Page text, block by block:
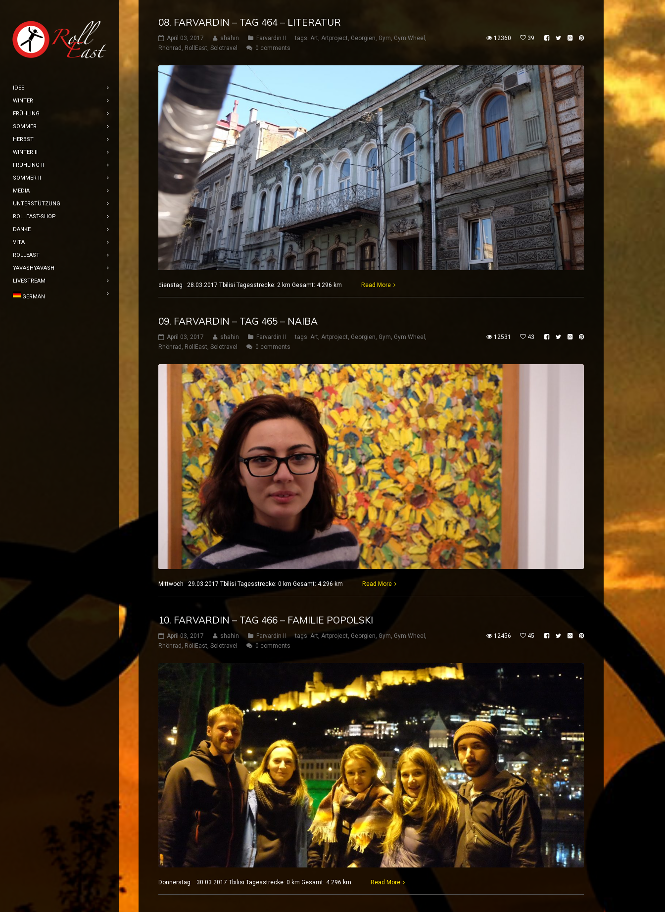
IDEE
WINTER
FRÜHLING
SOMMER
HERBST
WINTER II
FRÜHLING II
SOMMER II
MEDIA
UNTERSTÜTZUNG
ROLLEAST-SHOP
DANKE
VITA
ROLLEAST
YAVASHYAVASH
LIVESTREAM
GERMAN
08. FARVARDIN – TAG 464 – LITERATUR
April 03, 2017 shahin Farvardin II tags: Art, Artproject, Georgien, Gym, Gym Wheel ,
Rhönrad , RollEast, Solotravel 0 comments
12360 39
dienstag 28.03.2017 Tbilisi Tagesstrecke: 2 km Gesamt: 4.296 km Read More
09. FARVARDIN – TAG 465 – NAIBA
April 03, 2017 shahin Farvardin II tags: Art, Artproject, Georgien, Gym, Gym Wheel ,
Rhönrad , RollEast, Solotravel 0 comments
12531 43
Mittwoch 29.03.2017 Tbilisi Tagesstrecke: 0 km Gesamt: 4.296 km Read More
10. FARVARDIN – TAG 466 – FAMILIE POPOLSKI
April 03, 2017 shahin Farvardin II tags: Art Artproject Georgien Gym Gym Wheel
Rhönrad
RollEast Solotravel 0 comments
12456 45
Donnerstag 30.03.2017 Tbilisi Tagesstrecke: 0 km Gesamt: 4.296 km Read More